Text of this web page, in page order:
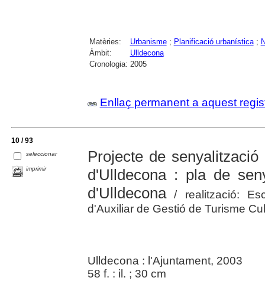
Matèries: Urbanisme; Planificació urbanística;
Àmbit:
Ulldecona
Cronologia: 2005
Enllaç permanent a aquest
10 / 93
seleccionar
imprimir
Projecte de
d'Ulldecona : pla de
d'Ulldecona/ realització:
d'Auxiliar de Gestió de Turisme
Ulldecona : l'Ajuntament, 2003
58 f. : il. ; 30 cm